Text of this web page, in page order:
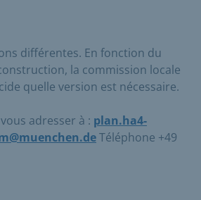
différentes. En fonction du
la commission locale
quelle version est nécessaire.
adresser à : plan.ha4-
Téléphone +49